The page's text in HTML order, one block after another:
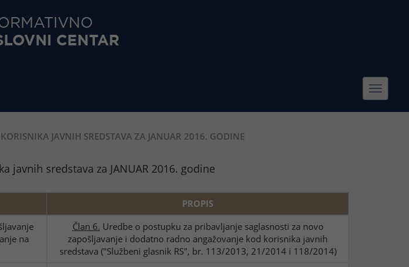
Toggle
JAVNIH SREDSTAVA ZA JANUAR 2016. GODINE
javnih sredstava za JANUAR 2016. godine
PROPIS
na
Član 6. Uredbe o postupku za pribavljanje saglasnosti za novo
zapošljavanje i dodatno radno angažovanje kod korisnika javnih
sredstava ("Službeni glasnik RS", br. 113/2013, 21/2014 i 118/2014)